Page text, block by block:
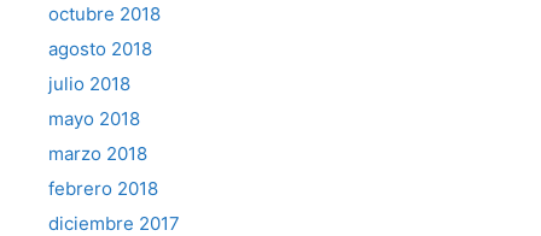
octubre 2018
agosto 2018
julio 2018
mayo 2018
marzo 2018
febrero 2018
diciembre 2017